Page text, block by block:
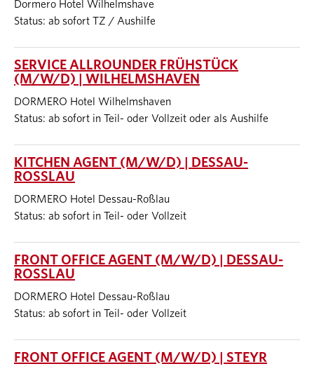
Dormero Hotel Wilhelmshave
Status: ab sofort TZ / Aushilfe
SERVICE ALLROUNDER FRÜHSTÜCK
(M/W/D) | WILHELMSHAVEN
DORMERO Hotel Wilhelmshaven
Status: ab sofort in Teil- oder Vollzeit oder als Aushilfe
KITCHEN AGENT (M/W/D) | DESSAU-
ROSSLAU
DORMERO Hotel Dessau-Roßlau
Status: ab sofort in Teil- oder Vollzeit
FRONT OFFICE AGENT (M/W/D) | DESSAU-
ROSSLAU
DORMERO Hotel Dessau-Roßlau
Status: ab sofort in Teil- oder Vollzeit
FRONT OFFICE AGENT (M/W/D) | STEYR